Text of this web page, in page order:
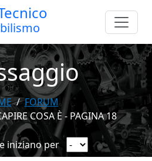
FORUM
COSA È - PAGINA 18
iniziano per